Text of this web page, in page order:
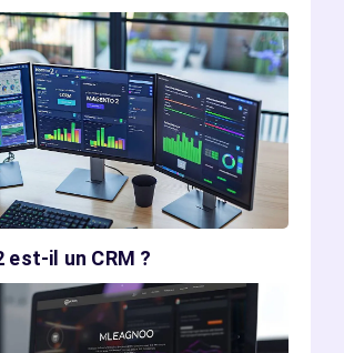
est-il un CRM ?